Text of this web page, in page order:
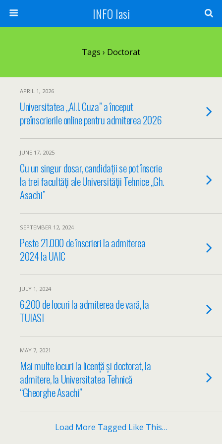
INFO Iasi
Tags › Doctorat
APRIL 1, 2026
Universitatea „Al.I. Cuza” a început
preînscrierile online pentru admiterea 2026
JUNE 17, 2025
Cu un singur dosar, candidații se pot înscrie
la trei facultăți ale Universității Tehnice „Gh.
Asachi”
SEPTEMBER 12, 2024
Peste 21.000 de înscrieri la admiterea
2024 la UAIC
JULY 1, 2024
6.200 de locuri la admiterea de vară, la
TUIASI
MAY 7, 2021
Mai multe locuri la licență și doctorat, la
admitere, la Universitatea Tehnică
“Gheorghe Asachi”
Load More Tagged Like This…